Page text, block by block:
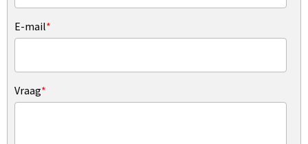
E-mail*
Vraag*